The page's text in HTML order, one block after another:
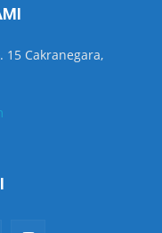
15 Cakranegara,